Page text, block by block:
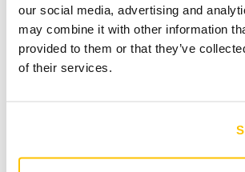
our social media, advertising and
may combine it with other information
provided to them or that they’ve
of their services.